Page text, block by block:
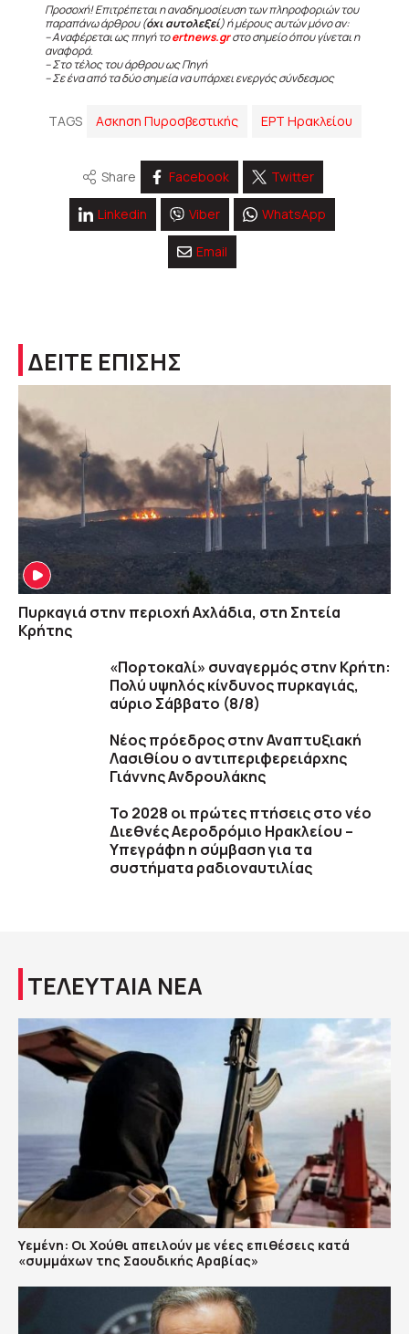
Προσοχή! Επιτρέπεται η αναδημοσίευση των πληροφοριών του
παραπάνω άρθρου (όχι αυτολεξεί) ή μέρους αυτών μόνο αν:
– Αναφέρεται ως πηγή τοertnews.grστο σημείο όπου γίνεται η
αναφορά.
– Στο τέλος του άρθρου ως Πηγή
– Σε ένα από τα δύο σημεία να υπάρχει ενεργός σύνδεσμος
TAGS Ασκηση Πυροσβεστικής ΕΡΤ Ηρακλείου
Share Facebook Twitter
Linkedin Viber WhatsApp
Email
ΔΕΙΤΕ ΕΠΙΣΗΣ
Πυρκαγιά στην περιοχή Αχλάδια, στη Σητεία
Κρήτης
«Πορτοκαλί» συναγερμός στην Κρήτη:
Πολύ υψηλός κίνδυνος πυρκαγιάς,
αύριο Σάββατο (8/8)
Νέος πρόεδρος στην Αναπτυξιακή
Λασιθίου ο αντιπεριφερειάρχης
Γιάννης Ανδρουλάκης
Το 2028 οι πρώτες πτήσεις στο νέο
Διεθνές Αεροδρόμιο Ηρακλείου –
Υπεγράφη η σύμβαση για τα
συστήματα ραδιοναυτιλίας
ΤΕΛΕΥΤΑΙΑ ΝΕΑ
Υεμένη: Οι Χούθι απειλούν με νέες επιθέσεις κατά
«συμμάχων της Σαουδικής Αραβίας»